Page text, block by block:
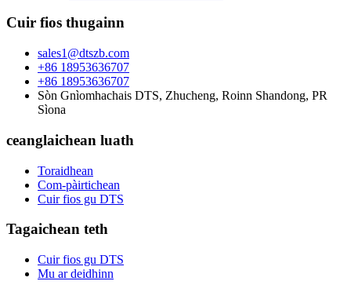
Cuir fios thugainn
sales1@dtszb.com
+86 18953636707
+86 18953636707
Sòn Gnìomhachais DTS, Zhucheng, Roinn Shandong, PR
Sìona
ceanglaichean luath
Toraidhean
Com-pàirtichean
Cuir fios gu DTS
Tagaichean teth
Cuir fios gu DTS
Mu ar deidhinn